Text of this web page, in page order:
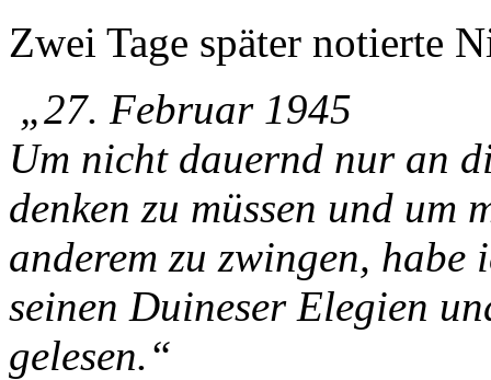
Zwei Tage später notierte
„27. Februar 1945
Um nicht dauernd nur an
denken zu müssen und um
anderem zu zwingen,
seinen Duineser Elegien
gelesen.“